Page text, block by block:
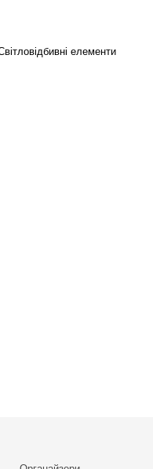
елементи